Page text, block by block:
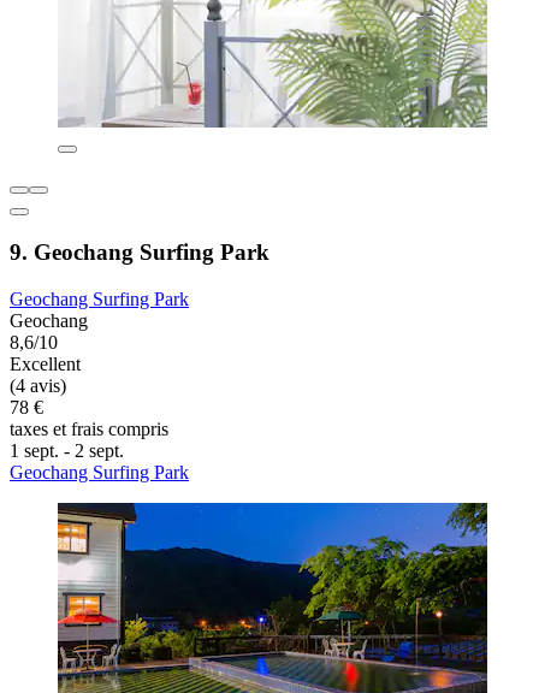
9. Geochang Surfing Park
Geochang Surfing Park
Geochang
8,6/10
Excellent
(4 avis)
78 €
taxes et frais compris
1 sept. - 2 sept.
Geochang Surfing Park